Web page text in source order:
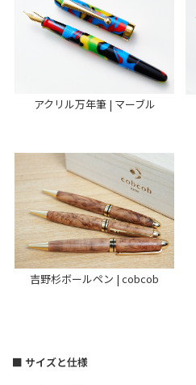
アクリル万年筆 | マーブル
吉野杉ボールペン | cobcob
■ サイズと仕様